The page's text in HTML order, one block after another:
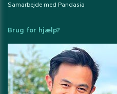
Samarbejde med Pandasia
Brug for hjælp?